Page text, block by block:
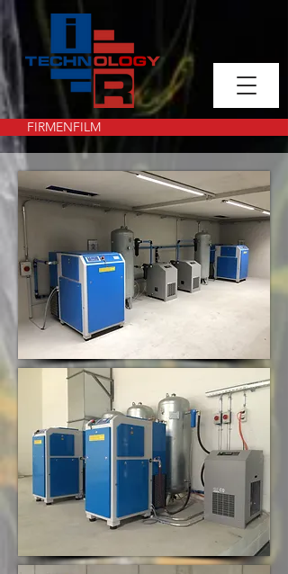
FIRMENFILM